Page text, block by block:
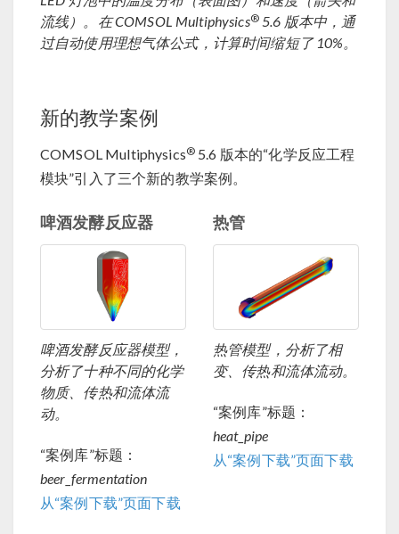
流线）。在 COMSOL Multiphysics®5.6 版本中，通
过自动使用理想气体公式，计算时间缩短了 10%。
新的教学案例
COMSOL Multiphysics® 5.6 版本的“化学反应工程
模块”引入了三个新的教学案例。
啤酒发酵反应器
啤酒发酵反应器模型，
分析了十种不同的化学
物质、传热和流体流
动。
“案例库”标题：
beer_fermentation
从“案例下载”页面下载
热管
热管模型，分析了相
变、传热和流体流动。
“案例库”标题：
heat_pipe
从“案例下载”页面下载